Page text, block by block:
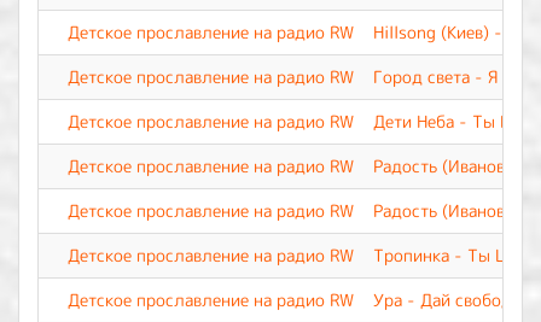
Детское прославление на радио RW
Hillsong (Киев) -
Детское прославление на радио RW
Город света - Я
Детское прославление на радио RW
Дети Неба - Ты
Детское прославление на радио RW
Радость (Иваново)
Детское прославление на радио RW
Радость (Иваново) -
Детское прославление на радио RW
Тропинка - Ты Царь
Детское прославление на радио RW
Ура - Дай свободу